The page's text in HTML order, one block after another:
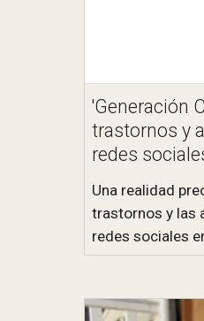
'Generación
trastornos y
redes
Una realidad
trastornos y las
redes sociales